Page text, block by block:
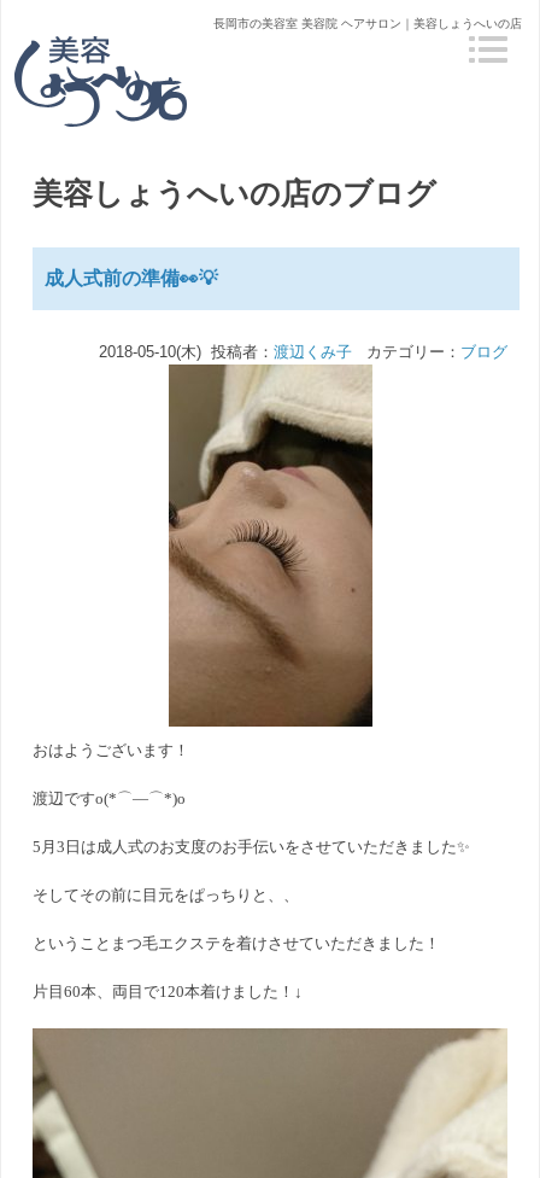
長岡市の美容室 美容院 ヘアサロン｜美容しょうへいの店
美容しょうへいの店のブログ
成人式前の準備👀💡
2018-05-10(木) 投稿者： 渡辺くみ子カテゴリー： ブログ
おはようございます！
渡辺ですo(*⌒―⌒*)o
5月3日は成人式のお支度のお手伝いをさせていただきました✨
そしてその前に目元をぱっちりと、、
ということまつ毛エクステを着けさせていただきました！
片目60本、両目で120本着けました！↓